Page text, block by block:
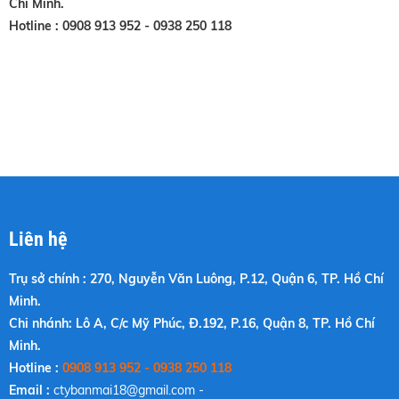
Chí Minh.
Hotline : 0908 913 952 - 0938 250 118
Liên hệ
Trụ sở chính : 270, Nguyễn Văn Luông, P.12, Quận 6, TP. Hồ Chí
Minh.
Chi nhánh: Lô A, C/c Mỹ Phúc, Đ.192, P.16, Quận 8, TP. Hồ Chí
Minh.
Hotline : 0908 913 952 - 0938 250 118
Email : ctybanmai18@gmail.com -